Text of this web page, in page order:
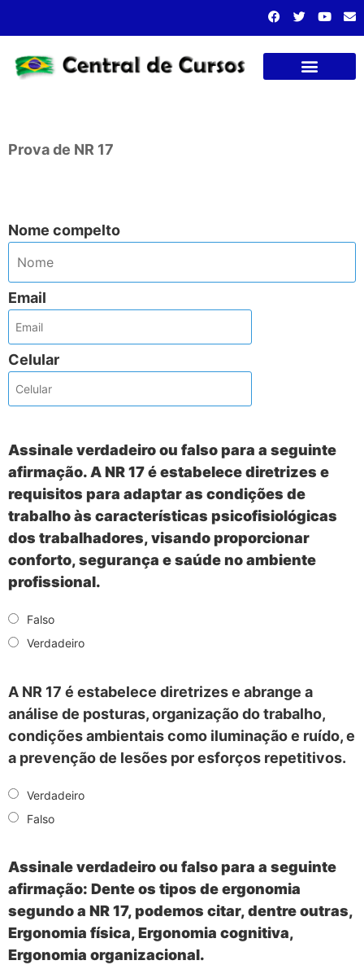
Prova de NR 17
Nome compelto
Email
Celular
Assinale verdadeiro ou falso para a seguinte
afirmação. A NR 17 é estabelece diretrizes e
requisitos para adaptar as condições de
trabalho às características psicofisiológicas
dos trabalhadores, visando proporcionar
conforto, segurança e saúde no ambiente
profissional.
Falso
Verdadeiro
A NR 17 é estabelece diretrizes e abrange a
análise de posturas, organização do trabalho,
condições ambientais como iluminação e ruído, e
a prevenção de lesões por esforços repetitivos.
Verdadeiro
Falso
Assinale verdadeiro ou falso para a seguinte
afirmação: Dente os tipos de ergonomia
segundo a NR 17, podemos citar, dentre outras,
Ergonomia física, Ergonomia cognitiva,
Ergonomia organizacional.